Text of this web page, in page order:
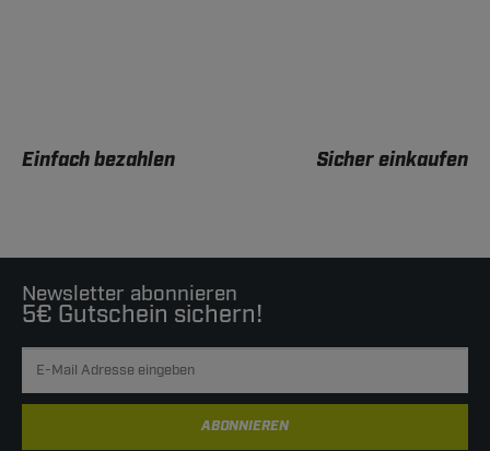
Einfach bezahlen Sicher einkaufen
Newsletter abonnieren
5€ Gutschein sichern!
ABONNIEREN